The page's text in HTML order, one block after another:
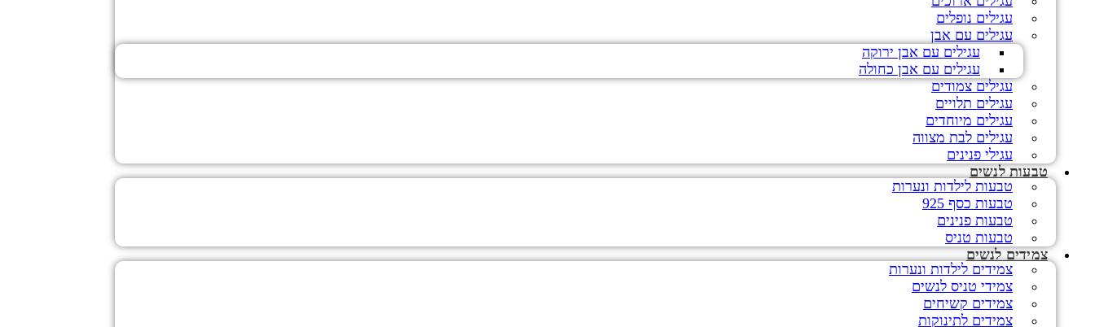
עגילים נופלים
עגילים עם אבן
עגילים עם אבן ירוקה
עגילים עם אבן כחולה
עגילים צמודים
עגילים תלויים
עגילים מיוחדים
עגילים לבת מצווה
עגילי פנינים
טבעות לנשים
טבעות לילדות ונערות
טבעות כסף 925
טבעות פנינים
טבעות טניס
צמידים לנשים
צמידים לילדות ונערות
צמידי טניס לנשים
צמידים קשיחים
צמידים לתינוקות